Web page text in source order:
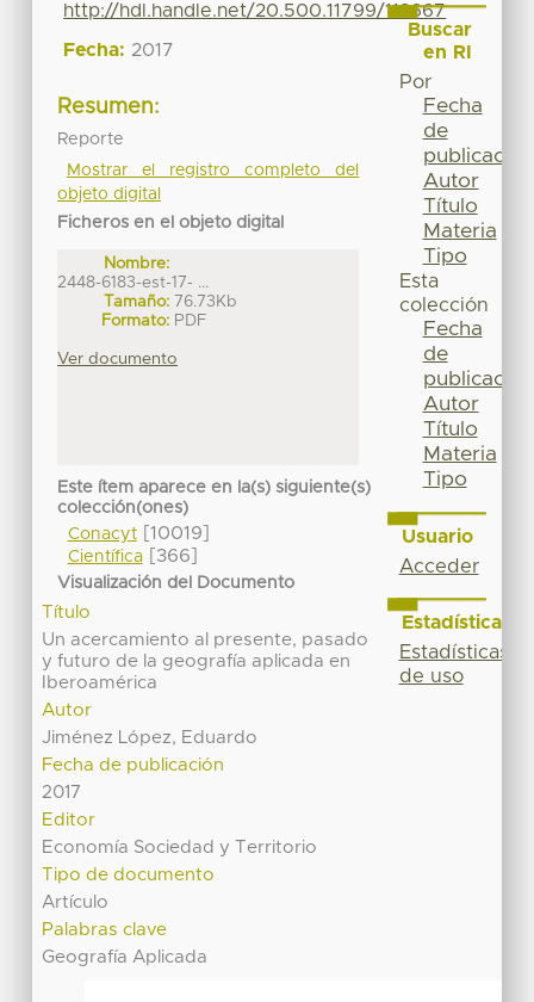
http://hdl.handle.net/20.500.11799/112667
Fecha: 2017
Resumen:
Reporte
Mostrar el registro completo del
objeto digital
Ficheros en el objeto digital
Nombre:
2448-6183-est-17- ...
Tamaño: 76.73Kb
Formato: PDF
Ver documento
Este ítem aparece en la(s) siguiente(s)
colección(ones)
Conacyt[10019]
Científica[366]
Visualización del Documento
Título
Un acercamiento al presente, pasado
y futuro de la geografía aplicada en
Iberoamérica
Autor
Jiménez López, Eduardo
Fecha de publicación
2017
Editor
Economía Sociedad y Territorio
Tipo de documento
Artículo
Palabras clave
Geografía Aplicada
Buscar
en RI
Por
Fecha
de
publicación
Autor
Título
Materia
Tipo
Esta
colección
Fecha
de
publicación
Autor
Título
Materia
Tipo
Usuario
Acceder
Estadísticas
Estadísticas
de uso